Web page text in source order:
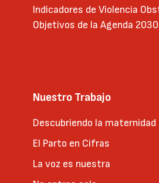
Indicadores de Violencia
Objetivos de la Agenda 2030
Nuestro Trabajo
Descubriendo la maternidad
El Parto en Cifras
La voz es nuestra